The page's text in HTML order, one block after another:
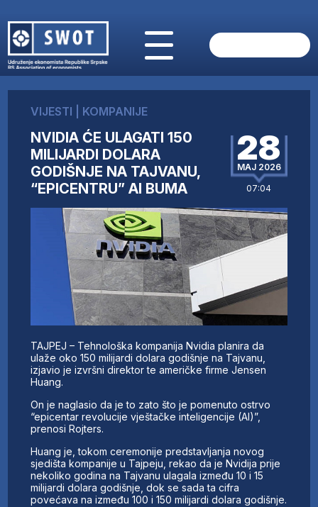
O NAMA
AKTUELNO
ANALIZE
KOMPANIJE
FINANSIJE
IZ STRANIH MEDIJA
AKTIVNOSTI
SWOT INTERVJU
UČLANI SE
VIJESTI KOMPANIJE
NVIDIA ĆE ULAGATI 150
MILIJARDI DOLARA
GODIŠNJE NA TAJVANU,
“EPICENTRU” AI BUMA
28
MAJ 2026
07:04
TAJPEJ – Tehnološka kompanija Nvidia planira da
ulaže oko 150 milijardi dolara godišnje na Tajvanu,
izjavio je izvršni direktor te američke firme Jensen
Huang.
On je naglasio da je to zato što je pomenuto ostrvo
“epicentar revolucije vještačke inteligencije (AI)”,
prenosi Rojters.
Huang je, tokom ceremonije predstavljanja novog
sjedišta kompanije u Tajpeju, rekao da je Nvidija prije
nekoliko godina na Tajvanu ulagala između 10 i 15
milijardi dolara godišnje, dok se sada ta cifra
povećava na između 100 i 150 milijardi dolara godišnje.